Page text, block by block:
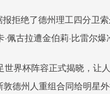
拒绝了德州理工四分卫
佩古拉遭金伯莉·比雷尔爆
界杯阵容正式揭晓，让
德州人重组合同给明星